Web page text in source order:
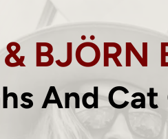
BJÖRN
And Cat